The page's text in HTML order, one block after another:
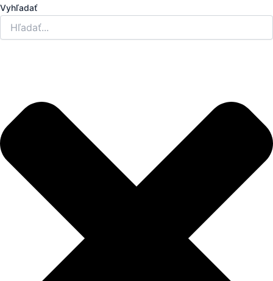
Vyhľadať